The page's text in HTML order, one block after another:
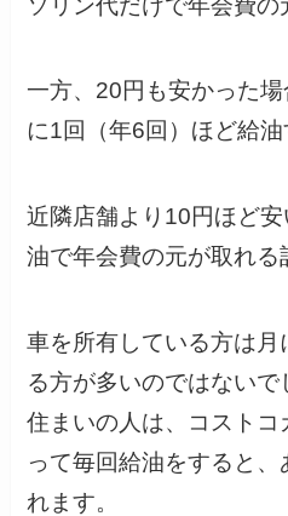
ソリン代だけで年会費の
一方、20円も安かった
に1回（年6回）ほど給油
近隣店舗より10円ほど
油で年会費の元が取れる
車を所有している方は
る方が多いのではない
住まいの人は、コスト
って毎回給油をすると
れます。